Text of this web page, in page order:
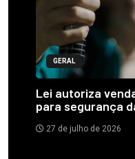
GERAL
Lei autoriza
para segurança
27 de julho de 2026